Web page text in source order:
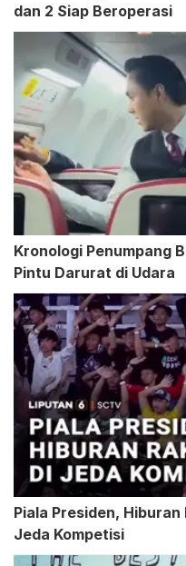
dan 2 Siap Beroperasi
Kronologi Penumpang
Pintu Darurat di Udara
Piala Presiden,
Jeda Kompetisi